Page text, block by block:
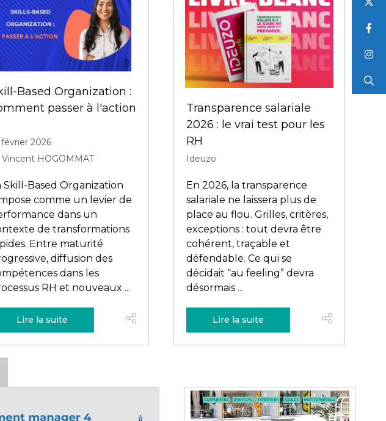
Prolongez l’expérience
stands
02 février 2026
Elles vous ont plu nos
conférences à HR
Technologies ? Elles ont un
petit goût de reviens-y ? Ça
tombe bien, on lance L’heure
H, le média signé Lucca. Au
programme : des articles, des
podcasts et des ...
Lire la suite
🔥 Réinventer l’expérience
collaborateur :
l’enseignement majeur de
HR Technologies France
2026
02 février 2026
Emma Reverseau
Quand simplicité, multicanal
et IA utile deviennent les
nouveaux standards RH. Au
cœur des discussions
: l’expérience collaborateur,
qui s’impose plus que jamais
comme un levier stratégique
de perfor ...
Lire la suite